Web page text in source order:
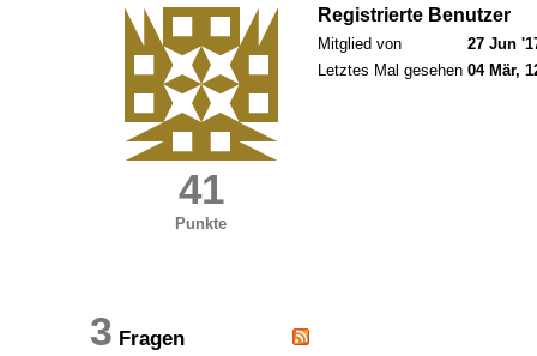
41
Punkte
Registrierte Benutzer
Mitglied von
27 Jun
Letztes Mal gesehen 04 Mär,
3 Fragen